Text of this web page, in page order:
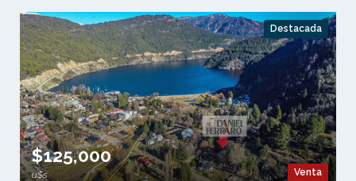
Venta
Destacada
$125,000
u$s